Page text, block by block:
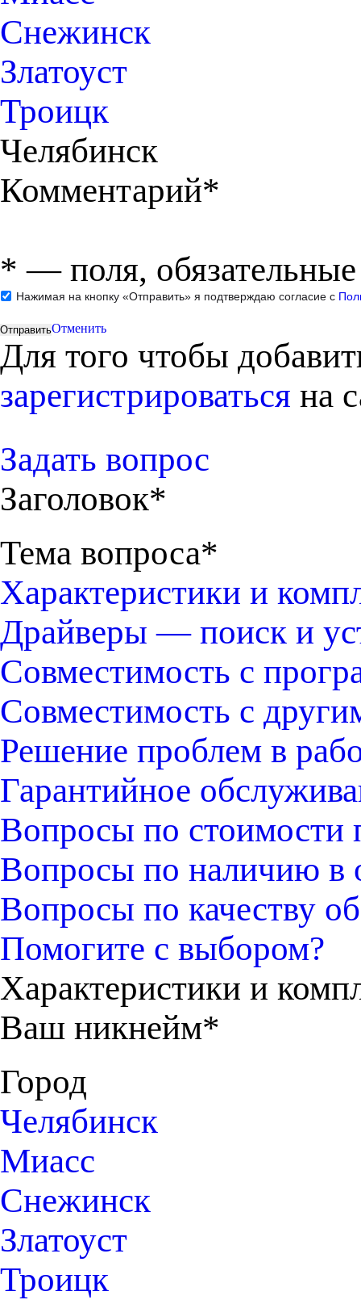
Снежинск
Златоуст
Троицк
Челябинск
Комментарий*
* — поля,
Нажимая на кнопку «Отправить» я подтверждаю согласие с
Отменить
Для того чтобы
зарегистрироваться на
Задать вопрос
Заголовок*
Тема вопроса*
Характеристики и
Драйверы — поиск и
Совместимость с
Совместимость с
Решение проблем в
Гарантийное
Вопросы по стоимости
Вопросы по наличию в
Вопросы по качеству
Помогите с выбором?
Характеристики и
Ваш никнейм*
Город
Челябинск
Миасс
Снежинск
Златоуст
Троицк